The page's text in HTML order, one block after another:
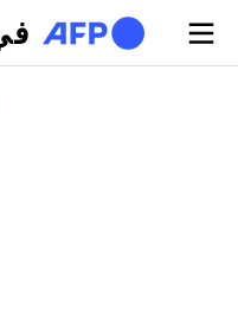
تجاوز إلى المحتوى الرئيسي
التبويبات